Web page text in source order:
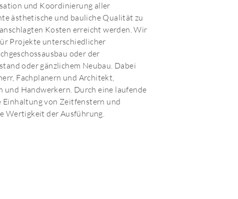
und Koordinierung aller
ästhetische und bauliche Qualität zu
Kosten erreicht werden. Wir
Projekte unterschiedlicher
oder der
oder gänzlichem Neubau. Dabei
Fachplanern und Architekt,
Handwerkern. Durch eine laufende
von Zeitfenstern und
Wertigkeit der Ausführung.